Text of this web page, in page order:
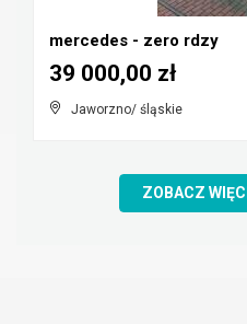
mercedes - zero rdzy
Jaworzno/ śląskie
39 000,00 zł
ZOBACZ